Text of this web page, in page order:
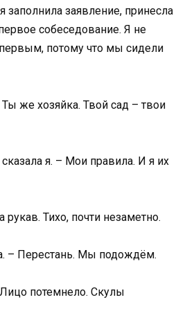
заявление, принесла
собеседование. Я не
первым, потому что мы сидели
же хозяйка. Твой сад – твои
я. – Мои правила. И я их
рукав. Тихо, почти незаметно.
– Перестань. Мы подождём.
потемнело. Скулы